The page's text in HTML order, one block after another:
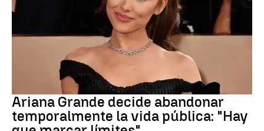
Ariana Grande decide abandonar
temporalmente la vida pública: "Hay